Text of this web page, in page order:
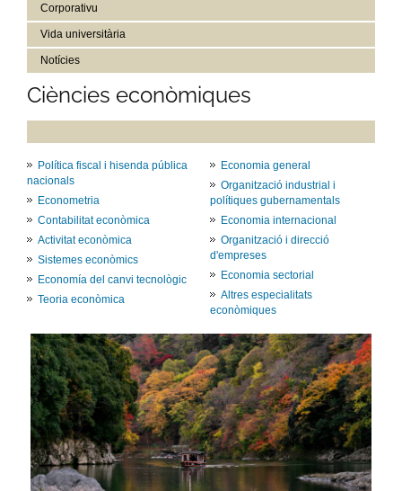
Corporativu
Vida universitària
Notícies
Ciències econòmiques
Política fiscal i hisenda pública
nacionals
Econometria
Contabilitat econòmica
Activitat econòmica
Sistemes econòmics
Economía del canvi tecnològic
Teoria econòmica
Economia general
Organització industrial i
polítiques gubernamentals
Economia internacional
Organització i direcció
d'empreses
Economia sectorial
Altres especialitats
econòmiques